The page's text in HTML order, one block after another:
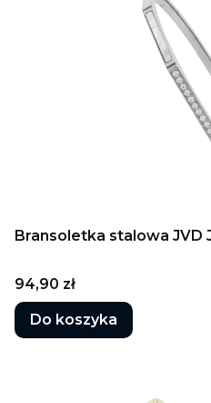
Bransoletka stalowa JVD
Cena
94,90 zł
Do koszyka